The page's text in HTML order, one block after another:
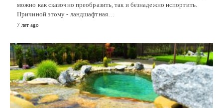
можно как сказочно преобразить, так и безнадежно испортить.
Причиной этому - ландшафтная…
7 лет ago